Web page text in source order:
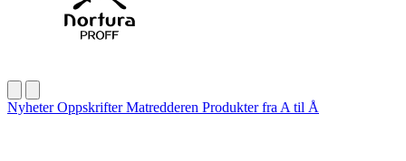
NyheterOppskrifterMatredderen Produkter fra A til Å